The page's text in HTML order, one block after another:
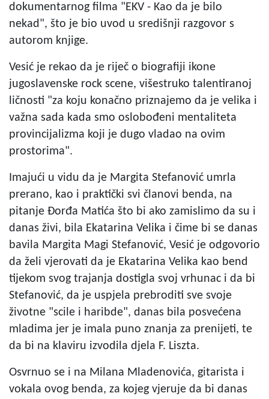
dokumentarnog filma "EKV - Kao da je bilo
nekad", što je bio uvod u središnji razgovor s
autorom knjige.
Vesić je rekao da je riječ o biografiji ikone
jugoslavenske rock scene, višestruko talentiranoj
ličnosti "za koju konačno priznajemo da je velika i
važna sada kada smo oslobođeni mentaliteta
provincijalizma koji je dugo vladao na ovim
prostorima".
Imajući u vidu da je Margita Stefanović umrla
prerano, kao i praktički svi članovi benda, na
pitanje Đorđa Matića što bi ako zamislimo da su i
danas živi, bila Ekatarina Velika i čime bi se danas
bavila Margita Magi Stefanović, Vesić je odgovorio
da želi vjerovati da je Ekatarina Velika kao bend
tijekom svog trajanja dostigla svoj vrhunac i da bi
Stefanović, da je uspjela prebroditi sve svoje
životne "scile i haribde", danas bila posvećena
mladima jer je imala puno znanja za prenijeti, te
da bi na klaviru izvodila djela F. Liszta.
Osvrnuo se i na Milana Mladenovića, gitarista i
vokala ovog benda, za kojeg vjeruje da bi danas